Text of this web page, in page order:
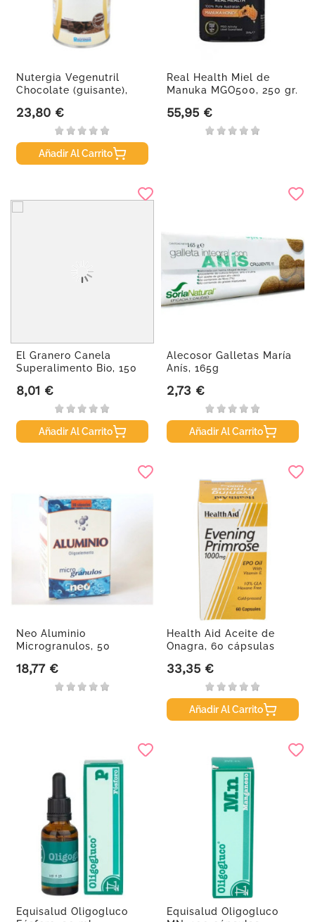
Nutergia Vegenutril
Chocolate (guisante),
Precio
23,80 €
Añadir Al Carrito
Real Health Miel de
Manuka MGO500, 250 gr.
Precio
55,95 €
El Granero Canela
Superalimento Bio, 150
Precio
8,01 €
Añadir Al Carrito
Alecosor Galletas María
Anís, 165g
Precio
2,73 €
Añadir Al Carrito
Neo Aluminio
Microgranulos, 50
Precio
18,77 €
Health Aid Aceite de
Onagra, 60 cápsulas
Precio
33,35 €
Añadir Al Carrito
Equisalud Oligogluco
Equisalud Oligogluco